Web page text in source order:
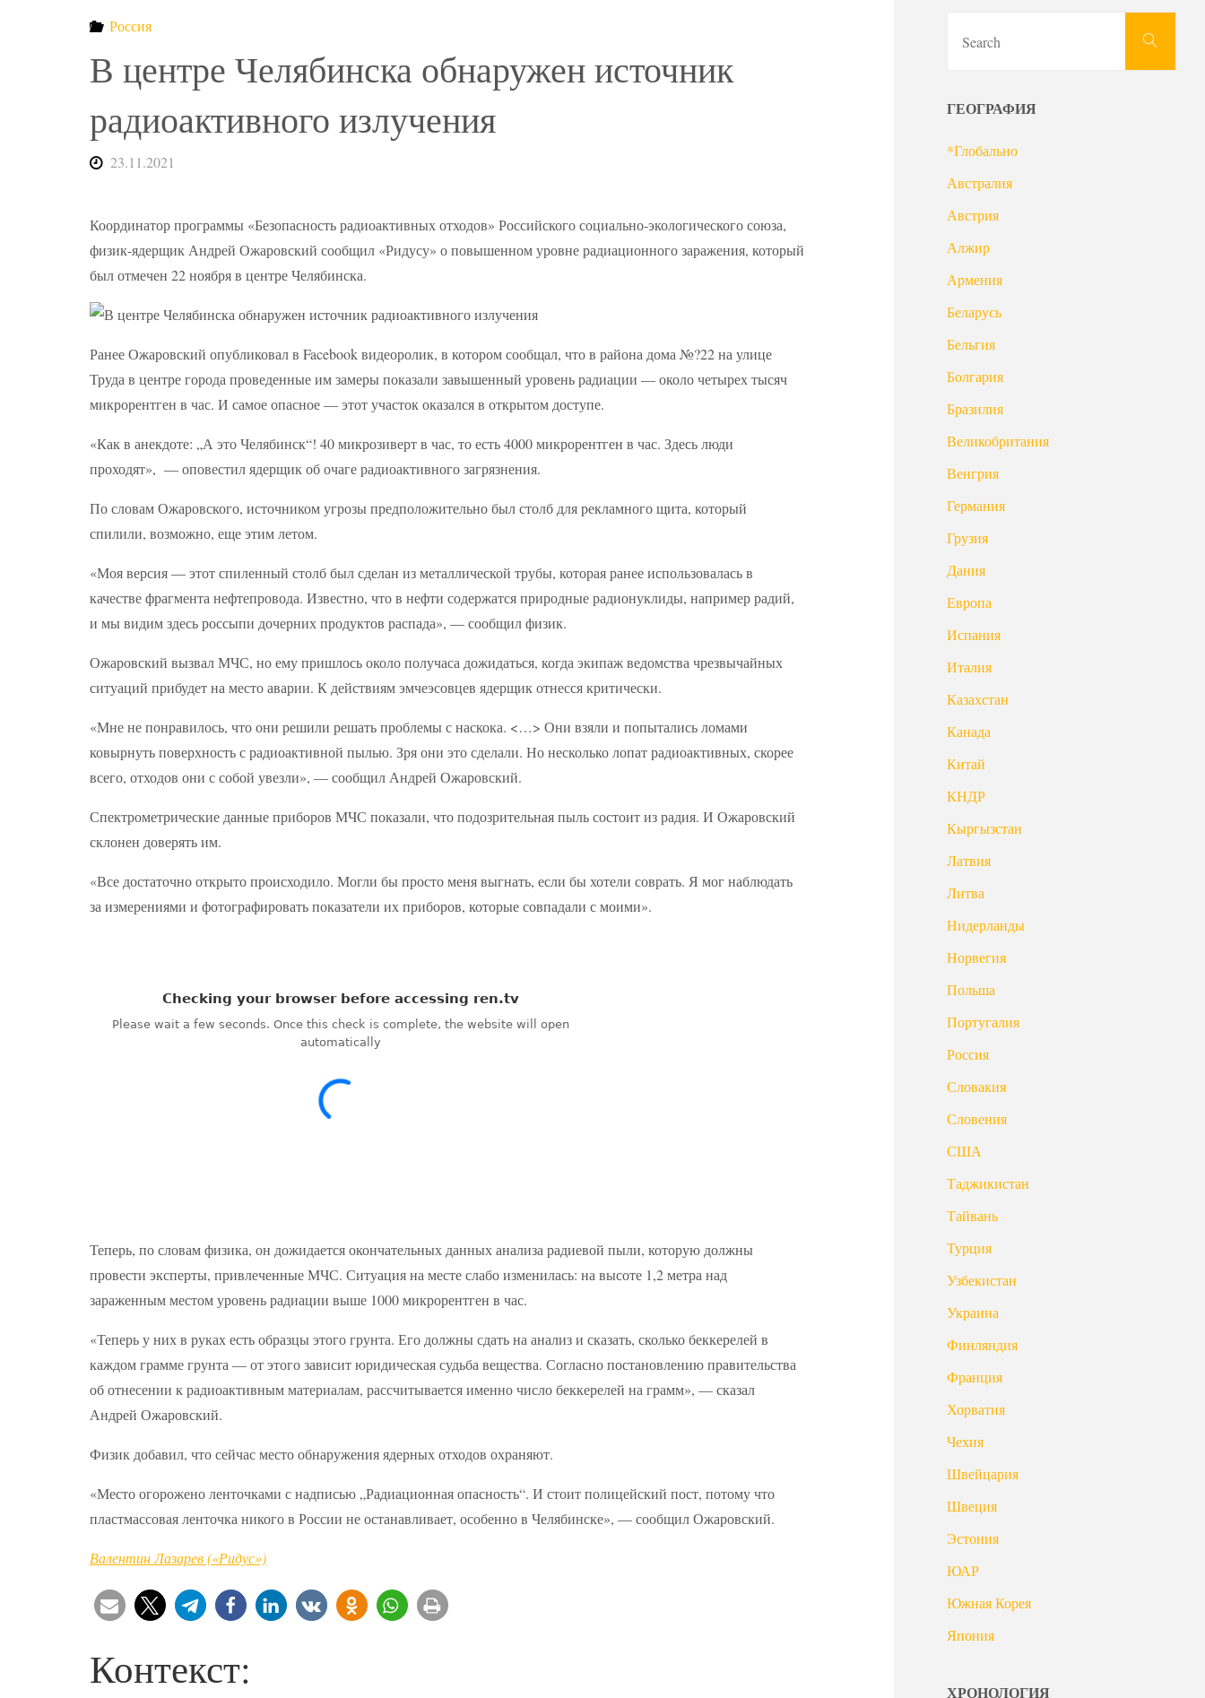
Россия
В центре Челябинска обнаружен источник
радиоактивного излучения
23.11.2021
Координатор программы «Безопасность радиоактивных отходов» Российского социально-экологического союза,
физик-ядерщик Андрей Ожаровский сообщил «Ридусу» о повышенном уровне радиационного заражения, который
был отмечен 22 ноября в центре Челябинска.
Ранее Ожаровский опубликовал в Facebook видеоролик, в котором сообщал, что в района дома №?22 на улице
Труда в центре города проведенные им замеры показали завышенный уровень радиации — около четырех тысяч
микрорентген в час. И самое опасное — этот участок оказался в открытом доступе.
«Как в анекдоте: „А это Челябинск“! 40 микрозиверт в час, то есть 4000 микрорентген в час. Здесь люди
проходят», — оповестил ядерщик об очаге радиоактивного загрязнения.
По словам Ожаровского, источником угрозы предположительно был столб для рекламного щита, который
спилили, возможно, еще этим летом.
«Моя версия — этот спиленный столб был сделан из металлической трубы, которая ранее использовалась в
качестве фрагмента нефтепровода. Известно, что в нефти содержатся природные радионуклиды, например радий,
и мы видим здесь россыпи дочерних продуктов распада», — сообщил физик.
Ожаровский вызвал МЧС, но ему пришлось около получаса дожидаться, когда экипаж ведомства чрезвычайных
ситуаций прибудет на место аварии. К действиям эмчеэсовцев ядерщик отнесся критически.
«Мне не понравилось, что они решили решать проблемы с наскока. <…> Они взяли и попытались ломами
ковырнуть поверхность с радиоактивной пылью. Зря они это сделали. Но несколько лопат радиоактивных, скорее
всего, отходов они с собой увезли», — сообщил Андрей Ожаровский.
Спектрометрические данные приборов МЧС показали, что подозрительная пыль состоит из радия. И Ожаровский
склонен доверять им.
«Все достаточно открыто происходило. Могли бы просто меня выгнать, если бы хотели соврать. Я мог наблюдать
за измерениями и фотографировать показатели их приборов, которые совпадали с моими».
Теперь, по словам физика, он дожидается окончательных данных анализа радиевой пыли, которую должны
провести эксперты, привлеченные МЧС. Ситуация на месте слабо изменилась: на высоте 1,2 метра над
зараженным местом уровень радиации выше 1000 микрорентген в час.
«Теперь у них в руках есть образцы этого грунта. Его должны сдать на анализ и сказать, сколько беккерелей в
каждом грамме грунта — от этого зависит юридическая судьба вещества. Согласно постановлению правительства
об отнесении к радиоактивным материалам, рассчитывается именно число беккерелей на грамм», — сказал
Андрей Ожаровский.
Физик добавил, что сейчас место обнаружения ядерных отходов охраняют.
«Место огорожено ленточками с надписью „Радиационная опасность“. И стоит полицейский пост, потому что
пластмассовая ленточка никого в России не останавливает, особенно в Челябинске», — сообщил Ожаровский.
Валентин Лазарев («Ридус»)
Контекст:
Search
ГЕОГРАФИЯ
*Глобально
Австралия
Австрия
Алжир
Армения
Беларусь
Бельгия
Болгария
Бразилия
Великобритания
Венгрия
Германия
Грузия
Дания
Европа
Испания
Италия
Казахстан
Канада
Китай
КНДР
Кыргызстан
Латвия
Литва
Нидерланды
Норвегия
Польша
Португалия
Россия
Словакия
Словения
США
Таджикистан
Тайвань
Турция
Узбекистан
Украина
Финляндия
Франция
Хорватия
Чехия
Швейцария
Швеция
Эстония
ЮАР
Южная Корея
Япония
ХРОНОЛОГИЯ